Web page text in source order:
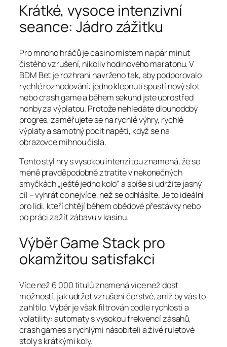
Krátké, vysoce intenzivní
seance: Jádro zážitku
Pro mnoho hráčů je casino místem na pár minut
čistého vzrušení, nikoliv hodinového maratonu. V
BDM Bet je rozhraní navrženo tak, aby podporovalo
rychlé rozhodování: jedno klepnutí spustí nový slot
nebo crash game a během sekund jste uprostřed
honby za výplatou. Protože nehledáte dlouhodobý
progres, zaměřujete se na rychlé výhry, rychlé
výplaty a samotný pocit napětí, když se na
obrazovce mihnou čísla.
Tento styl hry s vysokou intenzitou znamená, že se
méně pravděpodobně ztratíte v nekonečných
smyčkách „ještě jedno kolo“ a spíše si udržíte jasný
cíl – vyhrát co nejvíce, než se odhlásíte. Je to ideální
pro lidi, kteří chtějí během obědové přestávky nebo
po práci zažít zábavu v kasinu.
Výběr Game Stack pro
okamžitou satisfakci
Více než 6 000 titulů znamená více než dost
možností, jak udržet vzrušení čerstvé, aniž by vás to
zahltilo. Výběr je však filtrován podle rychlosti a
volatility: automaty s vysokou frekvencí zásahů,
crash games s rychlými násobiteli a živé ruletové
stoly s krátkými koly.